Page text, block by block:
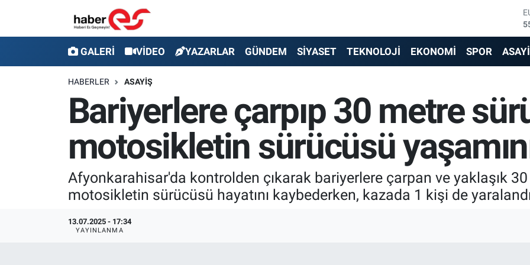
GALERİ VİDEO YAZARLAR GÜNDEM SİYASET TEKNOLOJİ EKONOMİ SPOR
HABERLER ASAYİŞ
Bariyerlere çarpıp 30 metre
motosikletin sürücüsü
Afyonkarahisar'da kontrolden çıkarak bariyerlere çarpan ve yaklaşık
motosikletin sürücüsü hayatını kaybederken, kazada 1 kişi de
13.07.2025 - 17:34
YAYINLANMA
YAZARLAR
TEKNOLOJİ
EKONOMİ
Eskişehir Nöbetçi Eczaneler
Eskişehir Trafik Yoğunluk Haritası
Süper Lig Puan Durumu ve Fikstür
Son Dakika Haberleri
Haber Arşivi